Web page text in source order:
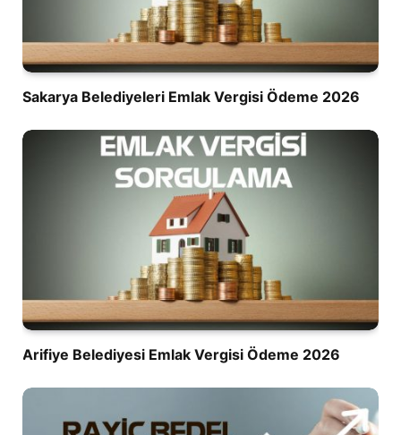
Sakarya Belediyeleri Emlak Vergisi Ödeme 2026
Arifiye Belediyesi Emlak Vergisi Ödeme 2026